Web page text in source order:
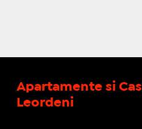
Apartamente si
Leordeni